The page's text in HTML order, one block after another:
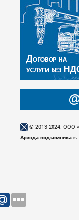
© 2013-2024. ООО
Аренда подъемника